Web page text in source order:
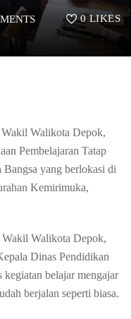
0LIKES
Walikota Depok,
Pembelajaran Tatap
yang berlokasi di
Kemirimuka,
Wakil Walikota Depok,
Dinas Pendidikan
belajar mengajar
berjalan seperti biasa.